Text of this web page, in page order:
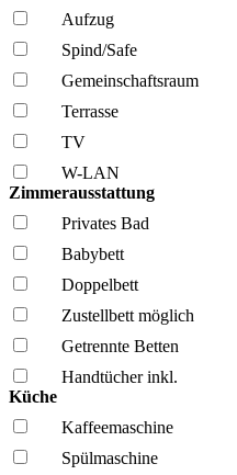
Aufzug
Spind/Safe
Gemeinschafts­raum
Terrasse
TV
W-LAN
Zimmerausstattung
Privates Bad
Babybett
Doppelbett
Zustellbett möglich
Getrennte Betten
Handtücher inkl.
Küche
Kaffee­maschine
Spül­maschine